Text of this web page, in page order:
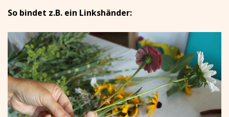
So bindet z.B. ein Linkshänder: